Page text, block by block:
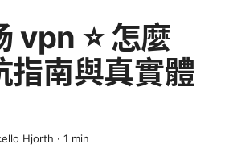
vpn ⭐ 怎麼
指南與真實體
Hjorth · 1 min